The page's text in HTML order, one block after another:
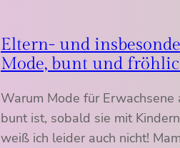
Eltern- und
Mode, bunt und
Warum Mode für Erwachsene
bunt ist, sobald sie mit
weiß ich leider auch nicht!